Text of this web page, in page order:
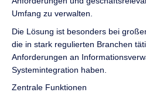
Umfang zu verwalten.
Die Lösung ist besonders bei
die in stark regulierten Branchen
Anforderungen an
Systemintegration haben.
Zentrale Funktionen